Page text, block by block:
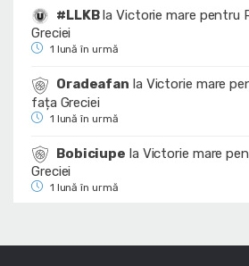
#LLKBlaVictorie mare pentru
Greciei
1 lună în urmă
Oradeafan la Victorie mare
fața Greciei
1 lună în urmă
Bobiciupe la Victorie mare
Greciei
1 lună în urmă